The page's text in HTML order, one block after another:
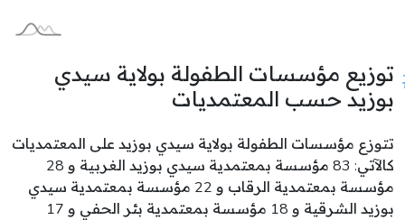
توزيع مؤسسات الطفولة بولاية سيدي
بوزيد حسب المعتمديات
تتوزع مؤسسات الطفولة بولاية سيدي بوزيد على المعتمديات
كالآتي: 83 مؤسسة بمعتمدية سيدي بوزيد الغربية و 28
مؤسسة بمعتمدية الرقاب و 22 مؤسسة بمعتمدية سيدي
بوزيد الشرقية و 18 مؤسسة بمعتمدية بئر الحفي و 17